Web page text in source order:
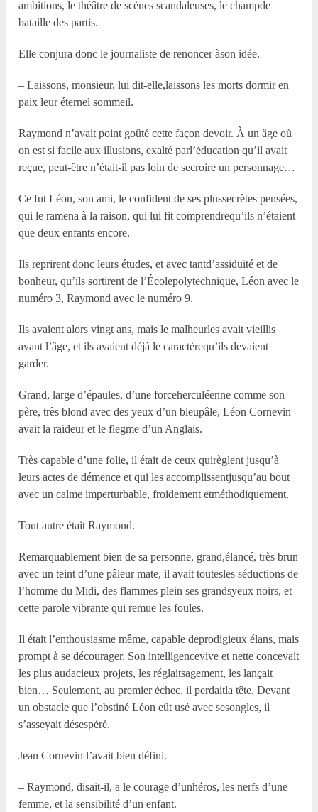
ambitions, le théâtre de scènes scandaleuses, le champde
bataille des partis.
Elle conjura donc le journaliste de renoncer àson idée.
– Laissons, monsieur, lui dit-elle,laissons les morts dormir en
paix leur éternel sommeil.
Raymond n’avait point goûté cette façon devoir. À un âge où
on est si facile aux illusions, exalté parl’éducation qu’il avait
reçue, peut-être n’était-il pas loin de secroire un personnage…
Ce fut Léon, son ami, le confident de ses plussecrètes pensées,
qui le ramena à la raison, qui lui fit comprendrequ’ils n’étaient
que deux enfants encore.
Ils reprirent donc leurs études, et avec tantd’assiduité et de
bonheur, qu’ils sortirent de l’Écolepolytechnique, Léon avec le
numéro 3, Raymond avec le numéro 9.
Ils avaient alors vingt ans, mais le malheurles avait vieillis
avant l’âge, et ils avaient déjà le caractèrequ’ils devaient
garder.
Grand, large d’épaules, d’une forceherculéenne comme son
père, très blond avec des yeux d’un bleupâle, Léon Cornevin
avait la raideur et le flegme d’un Anglais.
Très capable d’une folie, il était de ceux quirèglent jusqu’à
leurs actes de démence et qui les accomplissentjusqu’au bout
avec un calme imperturbable, froidement etméthodiquement.
Tout autre était Raymond.
Remarquablement bien de sa personne, grand,élancé, très brun
avec un teint d’une pâleur mate, il avait toutesles séductions de
l’homme du Midi, des flammes plein ses grandsyeux noirs, et
cette parole vibrante qui remue les foules.
Il était l’enthousiasme même, capable deprodigieux élans, mais
prompt à se décourager. Son intelligencevive et nette concevait
les plus audacieux projets, les réglaitsagement, les lançait
bien… Seulement, au premier échec, il perdaitla tête. Devant
un obstacle que l’obstiné Léon eût usé avec sesongles, il
s’asseyait désespéré.
Jean Cornevin l’avait bien défini.
– Raymond, disait-il, a le courage d’unhéros, les nerfs d’une
femme, et la sensibilité d’un enfant.